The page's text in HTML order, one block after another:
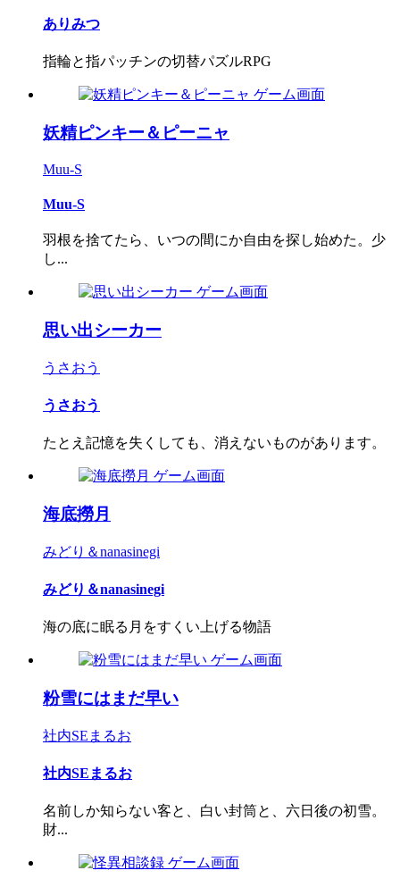
ありみつ
指輪と指パッチンの切替パズルRPG
妖精ピンキー＆ピーニャ
Muu-S
Muu-S
羽根を捨てたら、いつの間にか自由を探し始めた。少
し...
思い出シーカー
うさおう
うさおう
たとえ記憶を失くしても、消えないものがあります。
海底撈月
みどり＆nanasinegi
みどり＆nanasinegi
海の底に眠る月をすくい上げる物語
粉雪にはまだ早い
社内SEまるお
社内SEまるお
名前しか知らない客と、白い封筒と、六日後の初雪。
財...